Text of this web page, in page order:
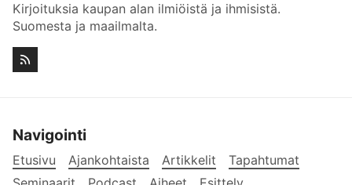
Kirjoituksia kaupan alan ilmiöistä ja ihmisistä.
Suomesta ja maailmalta.
Navigointi
Etusivu Ajankohtaista Artikkelit
Tapahtumat